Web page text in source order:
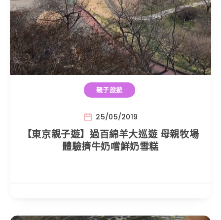
親子旅遊
25/05/2019
【東京親子遊】過百綿羊大巡遊 母親牧場
體驗擠牛奶嚐鮮奶雪糕